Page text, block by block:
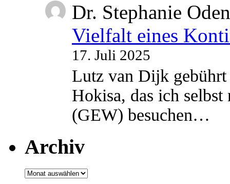
Dr. Stephanie
Vielfalt eines
17. Juli 2025
Lutz van Dijk
Hokisa, das ich
(GEW) besuchen…
Archiv
Archiv